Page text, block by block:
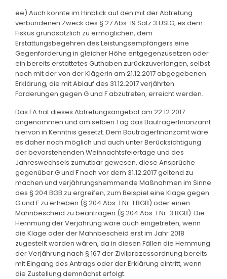
ee) Auch konnte im Hinblick auf den mit der Abtretung
verbundenen Zweck des § 27 Abs. 19 Satz 3 UStG, es dem
Fiskus grundsätzlich zu ermöglichen, dem
Erstattungsbegehren des Leistungsempfängers eine
Gegenforderung in gleicher Höhe entgegenzusetzen oder
ein bereits erstattetes Guthaben zurückzuverlangen, selbst
noch mit der von der Klägerin am 21.12.2017 abgegebenen
Erklärung, die mit Ablauf des 31.12.2017 verjährten
Forderungen gegen G und F abzutreten, erreicht werden.
Das FA hat dieses Abtretungsangebot am 22.12.2017
angenommen und am selben Tag das Bauträgerfinanzamt
hiervon in Kenntnis gesetzt. Dem Bauträgerfinanzamt wäre
es daher noch möglich und auch unter Berücksichtigung
der bevorstehenden Weihnachtsfeiertage und des
Jahreswechsels zumutbar gewesen, diese Ansprüche
gegenüber G und F noch vor dem 31.12.2017 geltend zu
machen und verjährungshemmende Maßnahmen im Sinne
des § 204 BGB zu ergreifen, zum Beispiel eine Klage gegen
G und F zu erheben (§ 204 Abs. 1 Nr. 1 BGB) oder einen
Mahnbescheid zu beantragen (§ 204 Abs. 1 Nr. 3 BGB). Die
Hemmung der Verjährung wäre auch eingetreten, wenn
die Klage oder der Mahnbescheid erst im Jahr 2018
zugestellt worden wären, da in diesen Fällen die Hemmung
der Verjährung nach § 167 der Zivilprozessordnung bereits
mit Eingang des Antrags oder der Erklärung eintritt, wenn
die Zustellung demnächst erfolgt.